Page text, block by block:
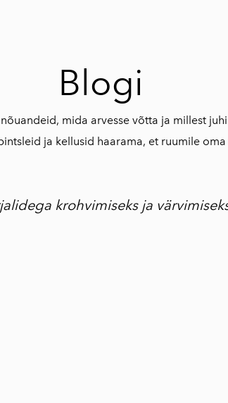
Blogi
mida arvesse võtta ja millest
ja kellusid haarama, et ruumile
krohvimiseks ja